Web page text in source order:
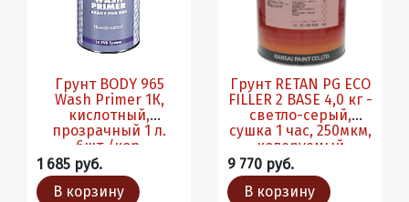
Грунт BODY 965
Wash Primer 1К,
кислотный,
прозрачный 1 л.
6шт./кор.
1 685 руб.
В корзину
Грунт RETAN PG ECO
FILLER 2 BASE 4,0 кг -
светло-серый,
сушка 1 час, 250мкм,
колеруемый
9 770 руб.
В корзину